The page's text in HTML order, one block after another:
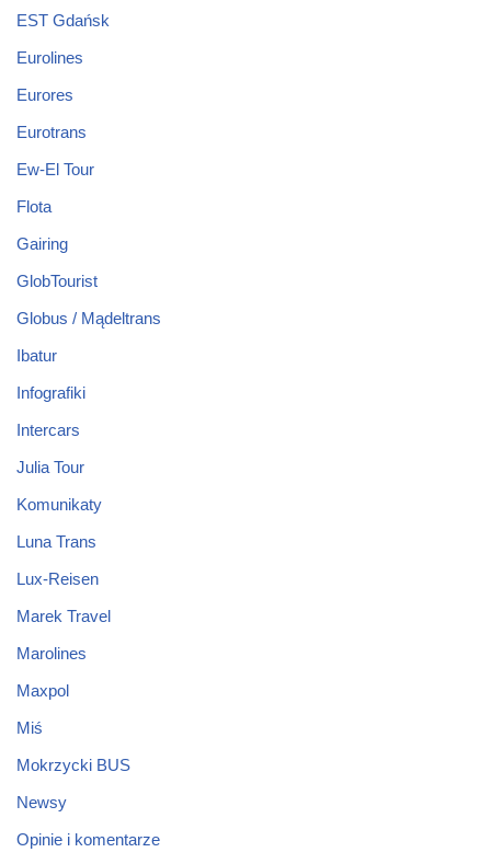
EST Gdańsk
Eurolines
Eurores
Eurotrans
Ew-El Tour
Flota
Gairing
GlobTourist
Globus / Mądeltrans
Ibatur
Infografiki
Intercars
Julia Tour
Komunikaty
Luna Trans
Lux-Reisen
Marek Travel
Marolines
Maxpol
Miś
Mokrzycki BUS
Newsy
Opinie i komentarze